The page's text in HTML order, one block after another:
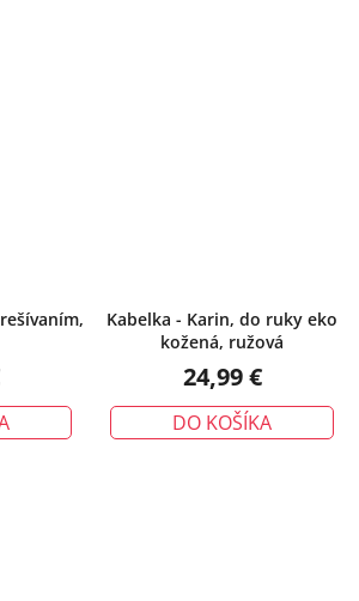
Kabelka - Karin, do ruky eko
kožená, ružová
24,99 €
DO KOŠÍKA